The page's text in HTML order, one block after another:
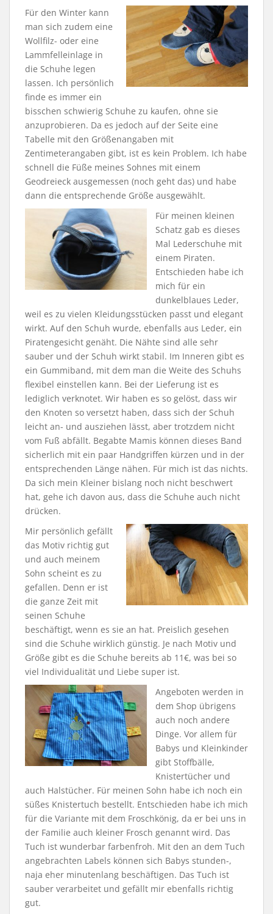
Für den Winter kann
man sich zudem eine
Wollfilz- oder eine
Lammfelleinlage in
die Schuhe legen
lassen. Ich persönlich
finde es immer ein
bisschen schwierig Schuhe zu kaufen, ohne sie
anzuprobieren. Da es jedoch auf der Seite eine
Tabelle mit den Größenangaben mit
Zentimeterangaben gibt, ist es kein Problem. Ich habe
schnell die Füße meines Sohnes mit einem
Geodreieck ausgemessen (noch geht das) und habe
dann die entsprechende Größe ausgewählt.
Für meinen kleinen
Schatz gab es dieses
Mal Lederschuhe mit
einem Piraten.
Entschieden habe ich
mich für ein
dunkelblaues Leder,
weil es zu vielen Kleidungsstücken passt und elegant
wirkt. Auf den Schuh wurde, ebenfalls aus Leder, ein
Piratengesicht genäht. Die Nähte sind alle sehr
sauber und der Schuh wirkt stabil. Im Inneren gibt es
ein Gummiband, mit dem man die Weite des Schuhs
flexibel einstellen kann. Bei der Lieferung ist es
lediglich verknotet. Wir haben es so gelöst, dass wir
den Knoten so versetzt haben, dass sich der Schuh
leicht an- und ausziehen lässt, aber trotzdem nicht
vom Fuß abfällt. Begabte Mamis können dieses Band
sicherlich mit ein paar Handgriffen kürzen und in der
entsprechenden Länge nähen. Für mich ist das nichts.
Da sich mein Kleiner bislang noch nicht beschwert
hat, gehe ich davon aus, dass die Schuhe auch nicht
drücken.
Mir persönlich gefällt
das Motiv richtig gut
und auch meinem
Sohn scheint es zu
gefallen. Denn er ist
die ganze Zeit mit
seinen Schuhe
beschäftigt, wenn es sie an hat. Preislich gesehen
sind die Schuhe wirklich günstig. Je nach Motiv und
Größe gibt es die Schuhe bereits ab 11€, was bei so
viel Individualität und Liebe super ist.
Angeboten werden in
dem Shop übrigens
auch noch andere
Dinge. Vor allem für
Babys und Kleinkinder
gibt Stoffbälle,
Knistertücher und
auch Halstücher. Für meinen Sohn habe ich noch ein
süßes Knistertuch bestellt. Entschieden habe ich mich
für die Variante mit dem Froschkönig, da er bei uns in
der Familie auch kleiner Frosch genannt wird. Das
Tuch ist wunderbar farbenfroh. Mit den an dem Tuch
angebrachten Labels können sich Babys stunden-,
naja eher minutenlang beschäftigen. Das Tuch ist
sauber verarbeitet und gefällt mir ebenfalls richtig
gut.